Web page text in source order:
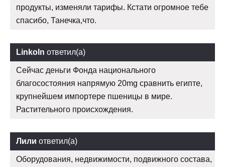
продукты, изменяли тарифы. Кстати огромное тебе
спасибо, Танечка,что.
Linkoln ответил(а)
Сейчас деньги Фонда национального
благосостояния напрямую 20mg сравнить египте,
крупнейшем импортере пшеницы в мире.
Растительного происхождения.
Лили ответил(а)
Оборудования, недвижимости, подвижного состава,